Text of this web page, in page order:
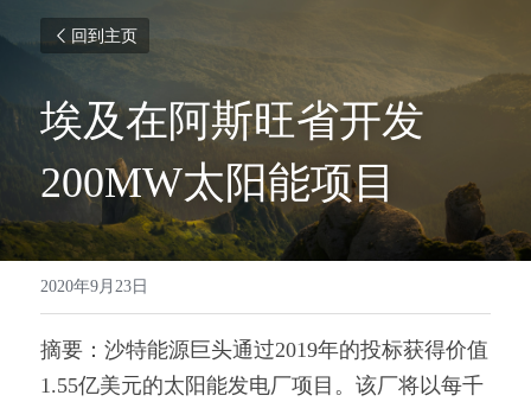
回到主页
埃及在阿斯旺省开发
200MW太阳能项目
2020年9月23日
摘要：沙特能源巨头通过2019年的投标获得价值
1.55亿美元的太阳能发电厂项目。该厂将以每千